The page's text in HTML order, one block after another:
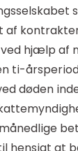
af
hjælp af
ti-
døden
hensigt at